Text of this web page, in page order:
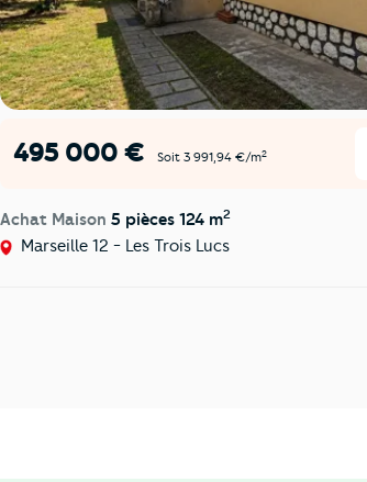
495 000 € Soit 3 991,94 €/m2
Achat Maison 5 pièces 124 m2
Marseille 12 - Les Trois Lucs